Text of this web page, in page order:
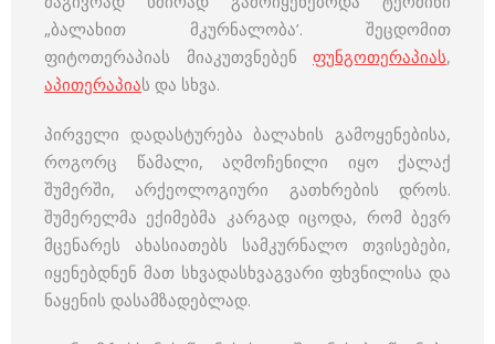
„ბალახით მკურნალობა’. შეცდომით
ფიტოთერაპიას მიაკუთვნებენ ფუნგოთერაპიას,
აპითერაპიას და სხვა.
პირველი დადასტურება ბალახის გამოყენებისა,
როგორც წამალი, აღმოჩენილი იყო ქალაქ
შუმერში, არქეოლოგიური გათხრების დროს.
შუმერელმა ექიმებმა კარგად იცოდა, რომ ბევრ
მცენარეს ახასიათებს სამკურნალო თვისებები,
იყენებდნენ მათ სხვადასხვაგვარი ფხვნილისა და
ნაყენის დასამზადებლად.